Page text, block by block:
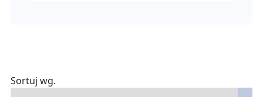
Sortuj wg.